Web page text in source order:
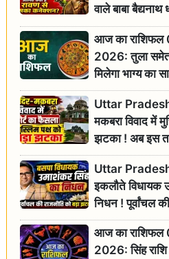
वाले बाबा बैद्यनाथ
रावण से संबंध?
महिमा
आज का राशिफल
2026: तुला समेत
मिलेगा भाग्य का
राशियों का दैनिक
Uttar
मकबरा विवाद में
झटका ! अब इस
सुनवाई
Uttar
इकलौते विधायक
निधन ! पूर्वांचल
बड़ा झटका, योगी
आज का राशिफल
2026: सिंह राशि